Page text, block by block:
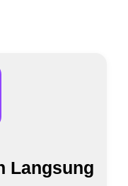
Langsung